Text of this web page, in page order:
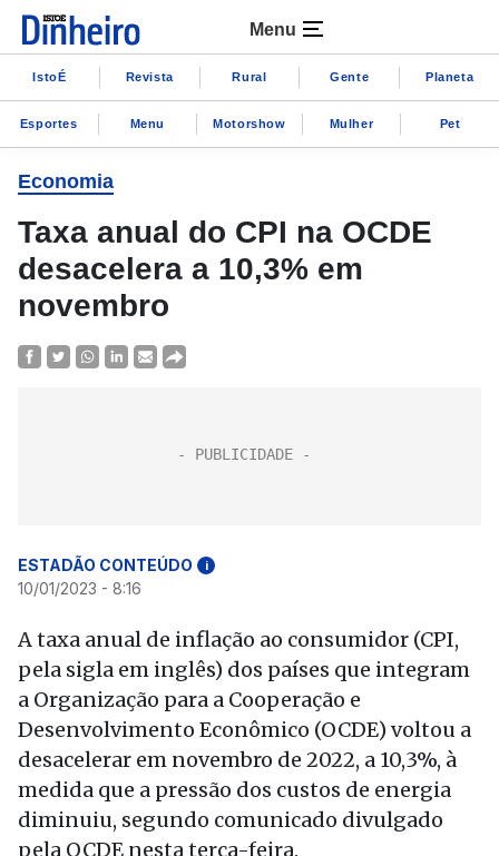
Menu
IstoÉ Revista Rural Gente Planeta
Esportes Menu Motorshow Mulher Pet
Economia
Taxa anual do CPI na OCDE
desacelera a 10,3% em
novembro
ESTADÃO CONTEÚDO i
10/01/2023 - 8:16
A taxa anual de inflação ao consumidor (CPI,
pela sigla em inglês) dos países que integram
a Organização para a Cooperação e
Desenvolvimento Econômico (OCDE) voltou a
desacelerar em novembro de 2022, a 10,3%, à
medida que a pressão dos custos de energia
diminuiu, segundo comunicado divulgado
pela OCDE nesta terça-feira.